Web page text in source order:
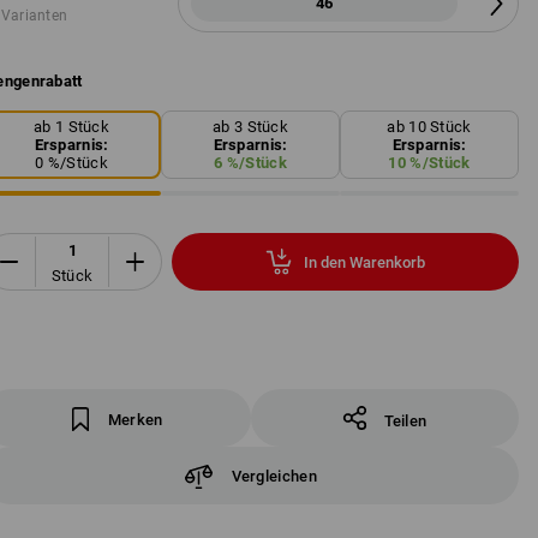
ab 1 Stück
Ersparnis:
0 %/Stück
ab 3 Stück
Ersparnis:
6 %/Stück
ab 10 Stück
Ersparnis:
10 %/Stück
Stück
In den Warenkorb
Merken Teilen
Vergleichen